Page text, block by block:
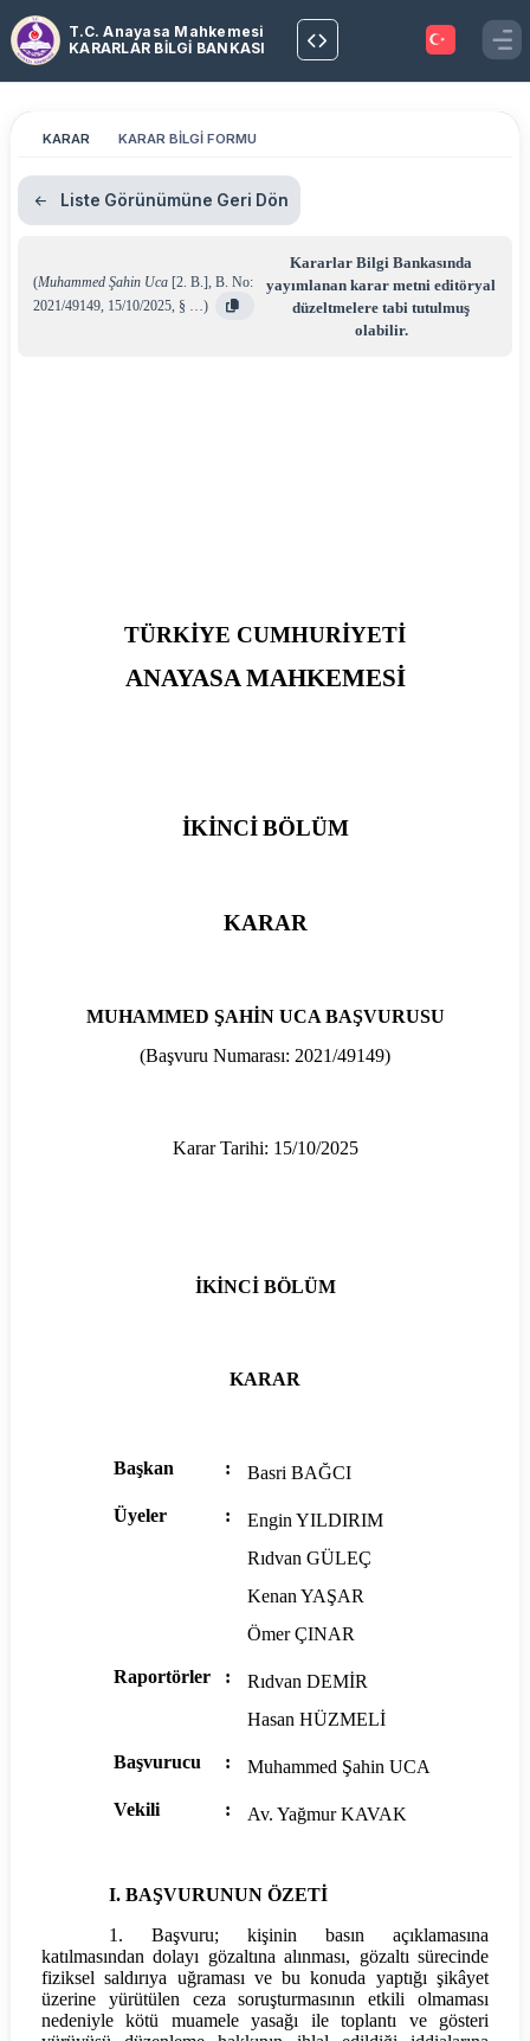
T.C. Anayasa Mahkemesi
KARARLAR BİLGİ BANKASI
KARAR KARAR BİLGİ FORMU
Liste Görünümüne Geri Dön
(Muhammed Şahin Uca [2. B.], B. No:
2021/49149, 15/10/2025, § …)
Kararlar Bilgi Bankasında
yayımlanan karar metni editöryal
düzeltmelere tabi tutulmuş
olabilir.